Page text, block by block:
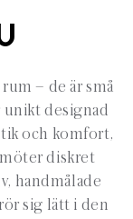
– de är små
unikt designad
och komfort,
diskret
handmålade
sig lätt i den